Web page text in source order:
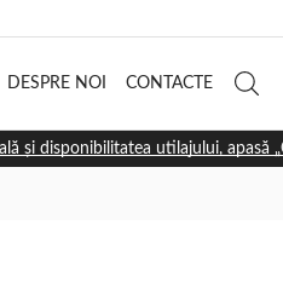
DESPRE NOI CONTACTE
și disponibilitatea utilajului, apasă